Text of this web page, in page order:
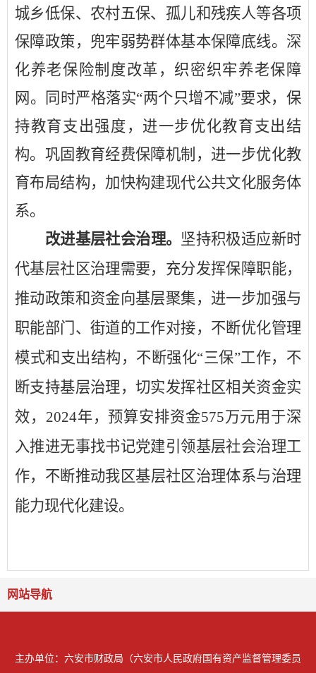
城乡低保、农村五保、孤儿和残疾人等各项
保障政策，兜牢弱势群体基本保障底线。深
化养老保险制度改革，织密织牢养老保障
网。同时严格落实“两个只增不减”要求，保
持教育支出强度，进一步优化教育支出结
构。巩固教育经费保障机制，进一步优化教
育布局结构，加快构建现代公共文化服务体
系。
改进基层社会治理。 坚持积极适应新时
代基层社区治理需要，充分发挥保障职能，
推动政策和资金向基层聚集，进一步加强与
职能部门、街道的工作对接，不断优化管理
模式和支出结构，不断强化“三保”工作，不
断支持基层治理，切实发挥社区相关资金实
效， 2024年，预算安排资金575万元用于深
入推进无事找书记党建引领基层社会治理工
作，不断推动我区基层社区治理体系与治理
能力现代化建设。
网站导航
主办单位：六安市财政局（六安市人民政府国有资产监督管理委员